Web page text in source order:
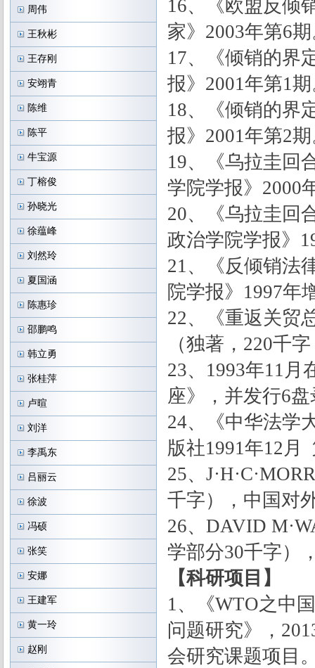
周伟
王秋彬
王存刚
安翊青
陈维
陈平
牛宝源
丁榕俊
孙晓光
徐蕴峰
刘然玲
夏国涵
陈惠珍
邵鹏鸣
韩立勇
张桂萍
卢暄
刘洋
李禹东
吕丽云
徐波
冯硕
张笑
安娜
王建军
黄一玲
赵刚
16、《欧盟反倾
家》2003年第6
17、《倾销的界
报》2001年第1
18、《倾销的界
报》2001年第2
19、《乌拉圭回
学院学报》2000
20、《乌拉圭回
政治学院学报》
21、《反倾销法
院学报》1997年
22、《重返关贸
（独著，220千
23、1993年11月
座》，并发行6
24、《中华法学
版社1991年12月
25、
千字），中国对
26、DAVID
学部分30千字）
【科研项目】
1、《WTO之中
问题研究》，
会研究课题项目